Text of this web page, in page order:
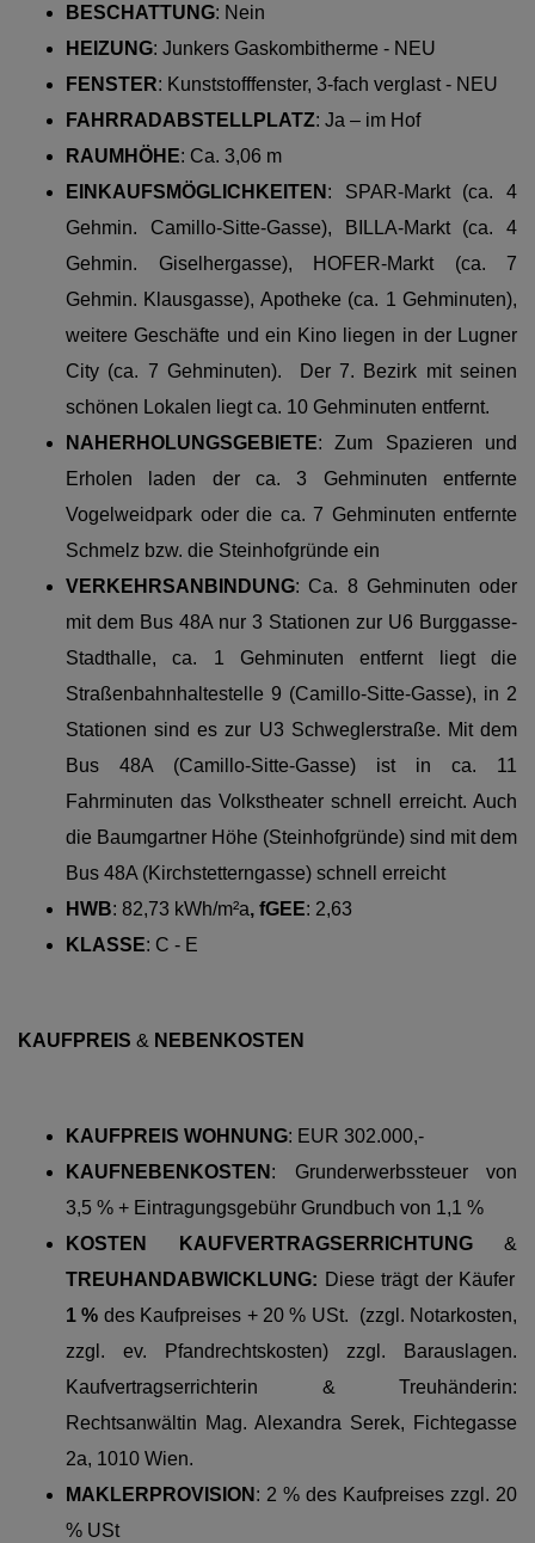
BESCHATTUNG: Nein
HEIZUNG: Junkers Gaskombitherme - NEU
FENSTER: Kunststofffenster, 3-fach verglast - NEU
FAHRRADABSTELLPLATZ: Ja – im Hof
RAUMHÖHE: Ca. 3,06 m
EINKAUFSMÖGLICHKEITEN : SPAR-Markt (ca. 4
Gehmin. Camillo-Sitte-Gasse), BILLA-Markt (ca. 4
Gehmin. Giselhergasse), HOFER-Markt (ca. 7
Gehmin. Klausgasse), Apotheke (ca. 1 Gehminuten),
weitere Geschäfte und ein Kino liegen in der Lugner
City (ca. 7 Gehminuten). Der 7. Bezirk mit seinen
schönen Lokalen liegt ca. 10 Gehminuten entfernt.
NAHERHOLUNGSGEBIETE: Zum Spazieren und
Erholen laden der ca. 3 Gehminuten entfernte
Vogelweidpark oder die ca. 7 Gehminuten entfernte
Schmelz bzw. die Steinhofgründe ein
VERKEHRSANBINDUNG: Ca. 8 Gehminuten oder
mit dem Bus 48A nur 3 Stationen zur U6 Burggasse-
Stadthalle, ca. 1 Gehminuten entfernt liegt die
Straßenbahnhaltestelle 9 (Camillo-Sitte-Gasse), in 2
Stationen sind es zur U3 Schweglerstraße. Mit dem
Bus 48A (Camillo-Sitte-Gasse) ist in ca. 11
Fahrminuten das Volkstheater schnell erreicht. Auch
die Baumgartner Höhe (Steinhofgründe) sind mit dem
Bus 48A (Kirchstetterngasse) schnell erreicht
HWB: 82,73 kWh/m²a, fGEE: 2,63
KLASSE: C - E
KAUFPREIS & NEBENKOSTEN
KAUFPREIS WOHNUNG: EUR 302.000,-
KAUFNEBENKOSTEN :
Grunderwerbssteuer von
3,5 % + Eintragungsgebühr Grundbuch von 1,1 %
KOSTEN KAUFVERTRAGSERRICHTUNG &
TREUHANDABWICKLUNG: Diese trägt der Käufer
1 % des Kaufpreises + 20 % USt. (zzgl. Notarkosten,
zzgl. ev. Pfandrechtskosten) zzgl. Barauslagen.
Kaufvertragserrichterin & Treuhänderin:
Rechtsanwältin Mag. Alexandra Serek, Fichtegasse
2a, 1010 Wien.
MAKLERPROVISION : 2 % des Kaufpreises zzgl. 20
% USt